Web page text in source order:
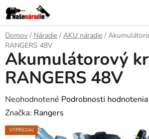
Prejsť
na
obsah
Domov / Náradie / AKU náradie /
RANGERS 48V
Akumulátorový
RANGERS 48V
Priemerné
hodnotenie
produktu
Neohodnotené Podrobnosti hodnotenia
Značka: Rangers
VÝPREDAJ